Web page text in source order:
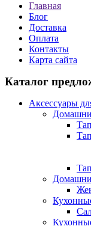
Главная
Блог
Доставка
Оплата
Контакты
Карта сайта
Каталог
Аксессуары